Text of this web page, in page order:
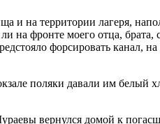
и на территории лагеря,
на фронте моего отца,
форсировать канал,
поляки давали им белый
вернулся домой к